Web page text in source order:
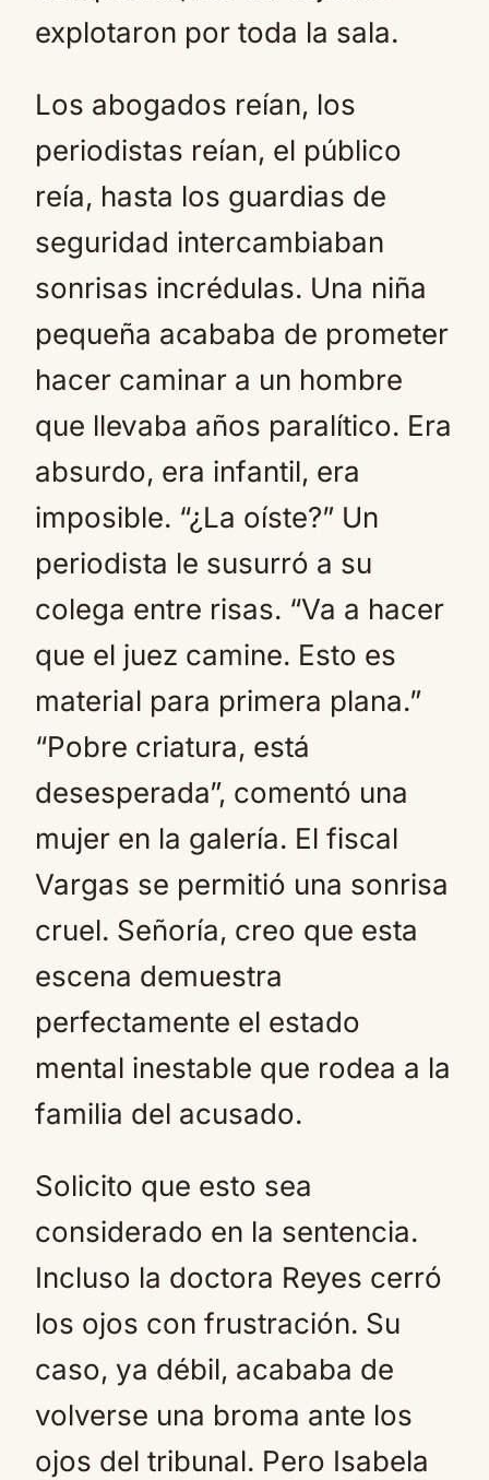
explotaron por toda la sala.
Los abogados reían, los
periodistas reían, el público
reía, hasta los guardias de
seguridad intercambiaban
sonrisas incrédulas. Una niña
pequeña acababa de prometer
hacer caminar a un hombre
que llevaba años paralítico. Era
absurdo, era infantil, era
imposible. “¿La oíste?” Un
periodista le susurró a su
colega entre risas. “Va a hacer
que el juez camine. Esto es
material para primera plana.”
“Pobre criatura, está
desesperada”, comentó una
mujer en la galería. El fiscal
Vargas se permitió una sonrisa
cruel. Señoría, creo que esta
escena demuestra
perfectamente el estado
mental inestable que rodea a la
familia del acusado.
Solicito que esto sea
considerado en la sentencia.
Incluso la doctora Reyes cerró
los ojos con frustración. Su
caso, ya débil, acababa de
volverse una broma ante los
ojos del tribunal. Pero Isabela